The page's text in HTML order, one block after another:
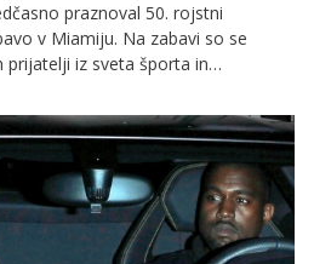
praznoval 50. rojstni
v Miamiju. Na zabavi so se
prijatelji iz sveta športa in
v Londonu.